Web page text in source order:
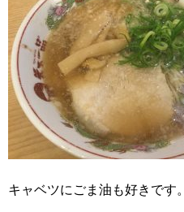
キャベツにごま油も好きです。